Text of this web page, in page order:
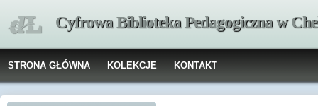
Cyfrowa Biblioteka Pedagogiczna w
STRONA GŁÓWNA KOLEKCJE KONTAKT